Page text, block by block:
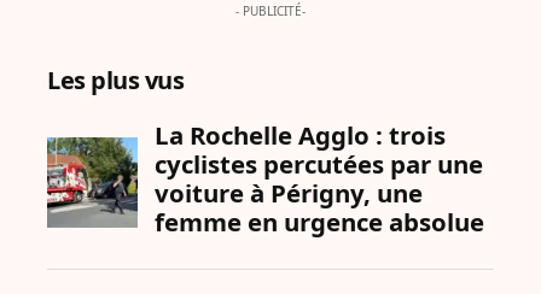
- PUBLICITÉ-
Les plus vus